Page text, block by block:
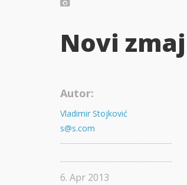
Novi
Autor:
Vladimir Stojković
s@s.com
6. Apr 2013